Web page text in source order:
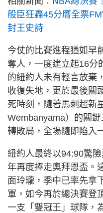
般臣狂轟45分膺全票
封王史詩
今仗的比賽進程猶如早
奪人，一度建立起16分
的紐約人未有輕言放棄
收復失地，更於最後關
死時刻，隨著馬刺超新
Wembanyama）的關
轉敗局，全場隨即陷入
紐約人最終以94:90驚
年再度捧走奧拜恩盃。
面玲瓏，季中已率先拿
軍，如今再於總決賽登
一支「雙冠王」球隊，